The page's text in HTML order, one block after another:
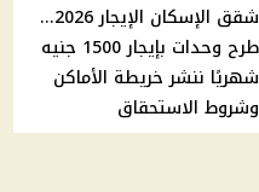
شقق الإسكان الإيجار 2026...
طرح وحدات بإيجار 1500 جنيه
شهريًا ننشر خريطة الأماكن
وشروط الاستحقاق